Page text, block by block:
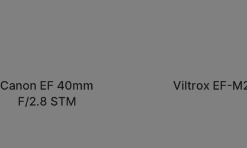
Canon EF 40mm
F/2.8 STM
Viltrox EF-